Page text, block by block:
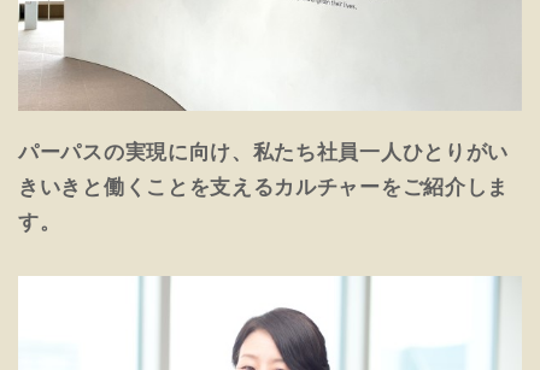
パーパスの実現に向け、私たち社員一人ひとりがい
きいきと働くことを支えるカルチャーをご紹介しま
す。